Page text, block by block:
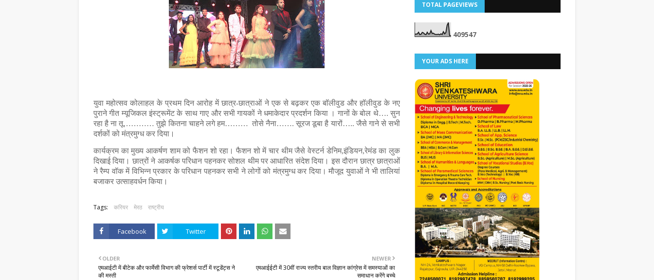
युवा महोत्सव कोलाहल के प्रथम दिन आरोह में छात्र-छात्राओं ने एक से बढ़कर एक बॉलीवुड और हॉलीवुड के नए
पुराने गीत म्यूजिकल इंस्ट्रूमेंट के साथ गाए और सभी गायकों ने धमाकेदार प्रदर्शन किया । गानों के बोल थे…. सुन
रहा है ना तू………… तुझे कितना चाहने लगे हम……… तोसे नैना……. सूरज डूबा है यारों….. जैसे गाने से सभी
दर्शकों को मंत्रमुग्ध कर दिया।
कार्यक्रम का मुख्य आकर्षण शाम को फैशन शो रहा। फैशन शो में चार थीम जैसे वेस्टर्न डेनिम,इंडियन,रेमंड का लुक
दिखाई दिया। छात्रों ने आकर्षक परिधान पहनकर सोशल थीम पर आधारित संदेश दिया। इस दौरान छात्र छात्राओं
ने रैम्प वॉक में विभिन्न प्रकार के परिधान पहनकर सभी ने लोगों को मंत्रमुग्ध कर दिया। मौजूद युवाओं ने भी तालियां
बजाकर उत्साहवर्धन किया।
Tags: करियर मेरठ राष्ट्रीय
Facebook Twitter
NEWER
एमआईईटी में 30वीं राज्य स्तरीय बाल विज्ञान कांग्रेस में समस्याओं का
समाधान करेंगे बच्चे
OLDER
एमआईटी में बीटेक और फार्मेसी विभाग की फ्रेशर्स पार्टी में स्टूडेंट्स ने
की मस्ती
TOTAL PAGEVIEWS
409547
YOUR ADS HERE